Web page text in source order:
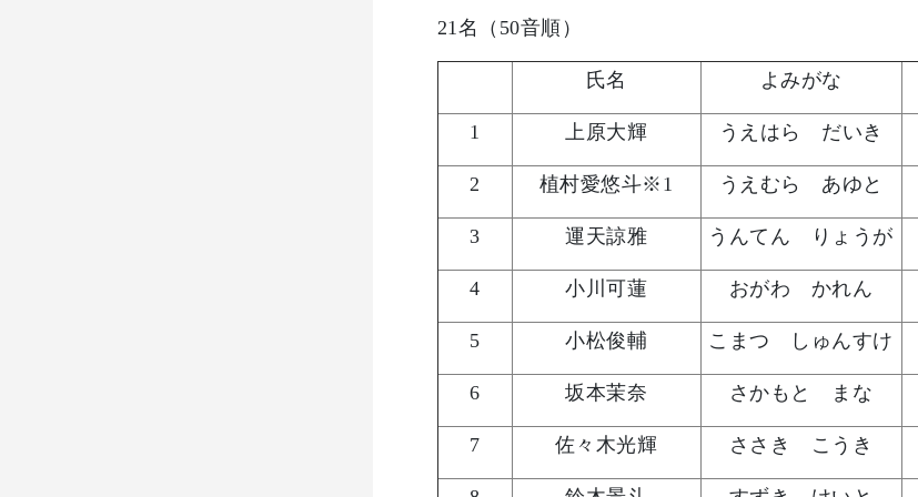
21名（50音順）
氏名 よみがな
1 上原大輝 うえはら だいき
2 植村愛悠斗※1 うえむら あゆと
3 運天諒雅 うんてん りょうが
4 小川可蓮 おがわ かれん
5 小松俊輔 こまつ しゅんすけ
6 坂本茉奈 さかもと まな
7 佐々木光輝 ささき こうき